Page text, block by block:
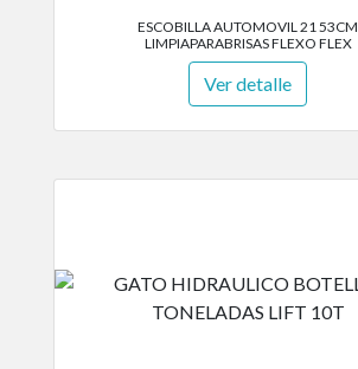
ESCOBILLA AUTOMOVIL 21 53CM
LIMPIAPARABRISAS FLEXO FLEX
Ver detalle